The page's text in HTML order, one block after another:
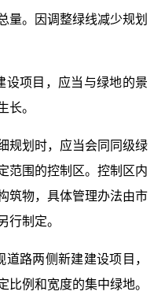
量。因调整绿线减少规划
设项目，应当与绿地的景
长。
规划时，应当会同同级绿
范围的控制区。控制区内
筑物，具体管理办法由市
行制定。
路两侧新建建设项目，
比例和宽度的集中绿地。